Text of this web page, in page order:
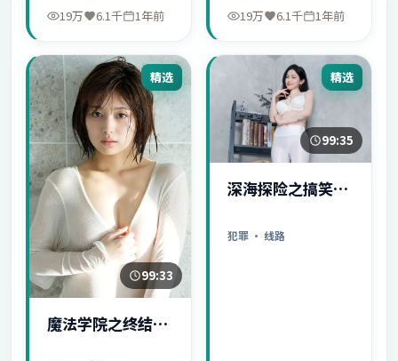
19万 6.1千 1年前 19万 6.1千 1年前
精选
99:33
魔法学院之终结序
精选
99:35
深海探险之搞笑日
犯罪 · 线路